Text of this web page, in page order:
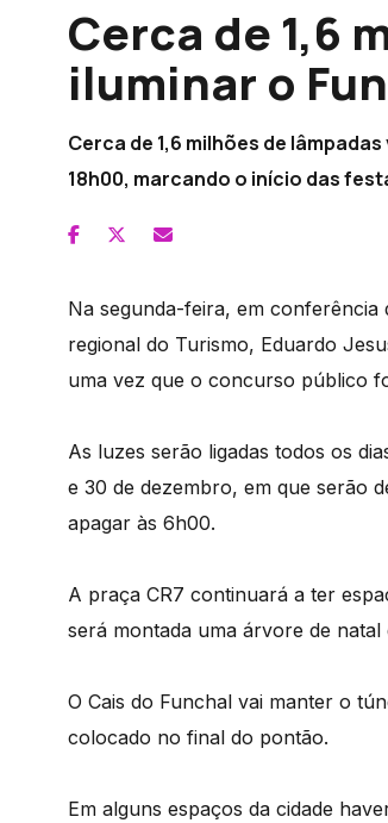
Cerca de 1,6
iluminar o
Cerca de 1,6 milhões de
18h00, marcando o início das
Na segunda-feira, em
regional do Turismo, Eduardo
uma vez que o concurso público
As luzes serão ligadas todos os
e 30 de dezembro, em que serão
apagar às 6h00.
A praça CR7 continuará a ter
será montada uma árvore de
O Cais do Funchal vai manter o
colocado no final do pontão.
Em alguns espaços da cidade